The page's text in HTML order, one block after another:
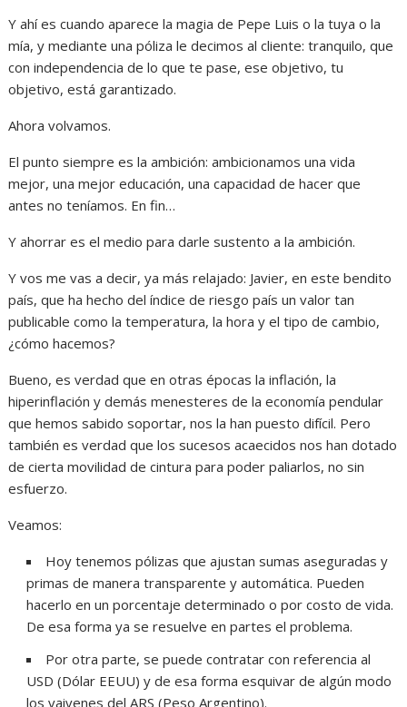
Y ahí es cuando aparece la magia de Pepe Luis o la tuya o la
mía, y mediante una póliza le decimos al cliente: tranquilo, que
con independencia de lo que te pase, ese objetivo, tu
objetivo, está garantizado.
Ahora volvamos.
El punto siempre es la ambición: ambicionamos una vida
mejor, una mejor educación, una capacidad de hacer que
antes no teníamos. En fin…
Y ahorrar es el medio para darle sustento a la ambición.
Y vos me vas a decir, ya más relajado: Javier, en este bendito
país, que ha hecho del índice de riesgo país un valor tan
publicable como la temperatura, la hora y el tipo de cambio,
¿cómo hacemos?
Bueno, es verdad que en otras épocas la inflación, la
hiperinflación y demás menesteres de la economía pendular
que hemos sabido soportar, nos la han puesto difícil. Pero
también es verdad que los sucesos acaecidos nos han dotado
de cierta movilidad de cintura para poder paliarlos, no sin
esfuerzo.
Veamos:
Hoy tenemos pólizas que ajustan sumas aseguradas y
primas de manera transparente y automática. Pueden
hacerlo en un porcentaje determinado o por costo de vida.
De esa forma ya se resuelve en partes el problema.
Por otra parte, se puede contratar con referencia al
USD (Dólar EEUU) y de esa forma esquivar de algún modo
los vaivenes del ARS (Peso Argentino).